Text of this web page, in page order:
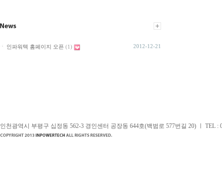
인파워텍 홈페이지 오픈 (1) 2012-12-21
인천광역시 부평구 십정동 562-3 경인센터 공장동 644호(백범로 577번길 20) ㅣ TEL :